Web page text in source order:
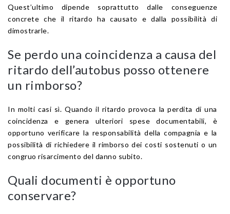
Quest’ultimo dipende soprattutto dalle conseguenze
concrete che il ritardo ha causato e dalla possibilità di
dimostrarle.
Se perdo una coincidenza a causa del
ritardo dell’autobus posso ottenere
un rimborso?
In molti casi sì. Quando il ritardo provoca la perdita di una
coincidenza e genera ulteriori spese documentabili, è
opportuno verificare la responsabilità della compagnia e la
possibilità di richiedere il rimborso dei costi sostenuti o un
congruo risarcimento del danno subito.
Quali documenti è opportuno
conservare?